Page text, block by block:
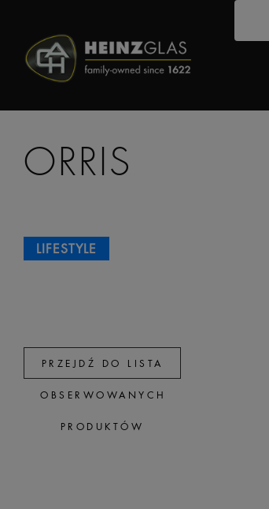
LIFESTYLE
ORRIS
PRZEJDŹ DO LISTA
OBSERWOWANYCH
PRODUKTÓW